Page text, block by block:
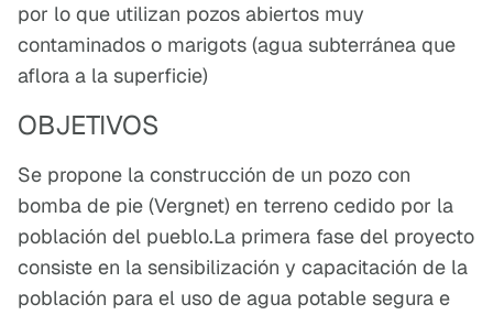
por lo que utilizan pozos abiertos muy
contaminados o marigots (agua subterránea que
aflora a la superficie)
OBJETIVOS
Se propone la construcción de un pozo con
bomba de pie (Vergnet) en terreno cedido por la
población del pueblo.La primera fase del proyecto
consiste en la sensibilización y capacitación de la
población para el uso de agua potable segura e